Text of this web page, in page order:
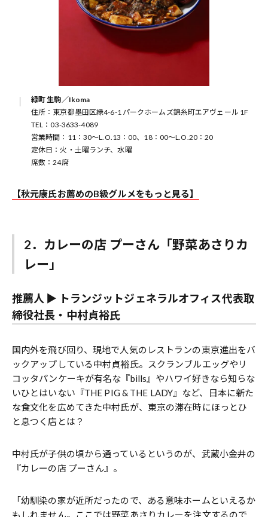
緑町 生駒／Ikoma
住所：東京都墨田区緑4-6-1 パークホームズ錦糸町エアヴェール 1F
TEL：03-3633-4089
営業時間：11：30～L.O.13：00、18：00～L.O.20：20
定休日：火・土曜ランチ、水曜
席数：24席
【秋元康氏お薦めのB級グルメをもっと見る】
2．カレーの店 プーさん「野菜あさりカ
レー」
推薦人 ▶︎ トランジットジェネラルオフィス代表取
締役社長・中村貞裕氏
国内外を飛び回り、現地で人気のレストランの東京進出をバ
ックアップしている中村貞裕氏。スクランブルエッグやリ
コッタパンケーキが有名な『bills』やハワイ好きなら知らな
いひとはいない『THE PIG & THE LADY』など、日本に新た
な食文化を広めてきた中村氏が、東京の滞在時にほっとひ
と息つく店とは？
中村氏が子供の頃から通っているというのが、武蔵小金井の
『カレーの店 プーさん』。
「幼馴染の家が近所だったので、ある意味ホームといえるか
もしれません。ここでは野菜あさりカレーを注文するので